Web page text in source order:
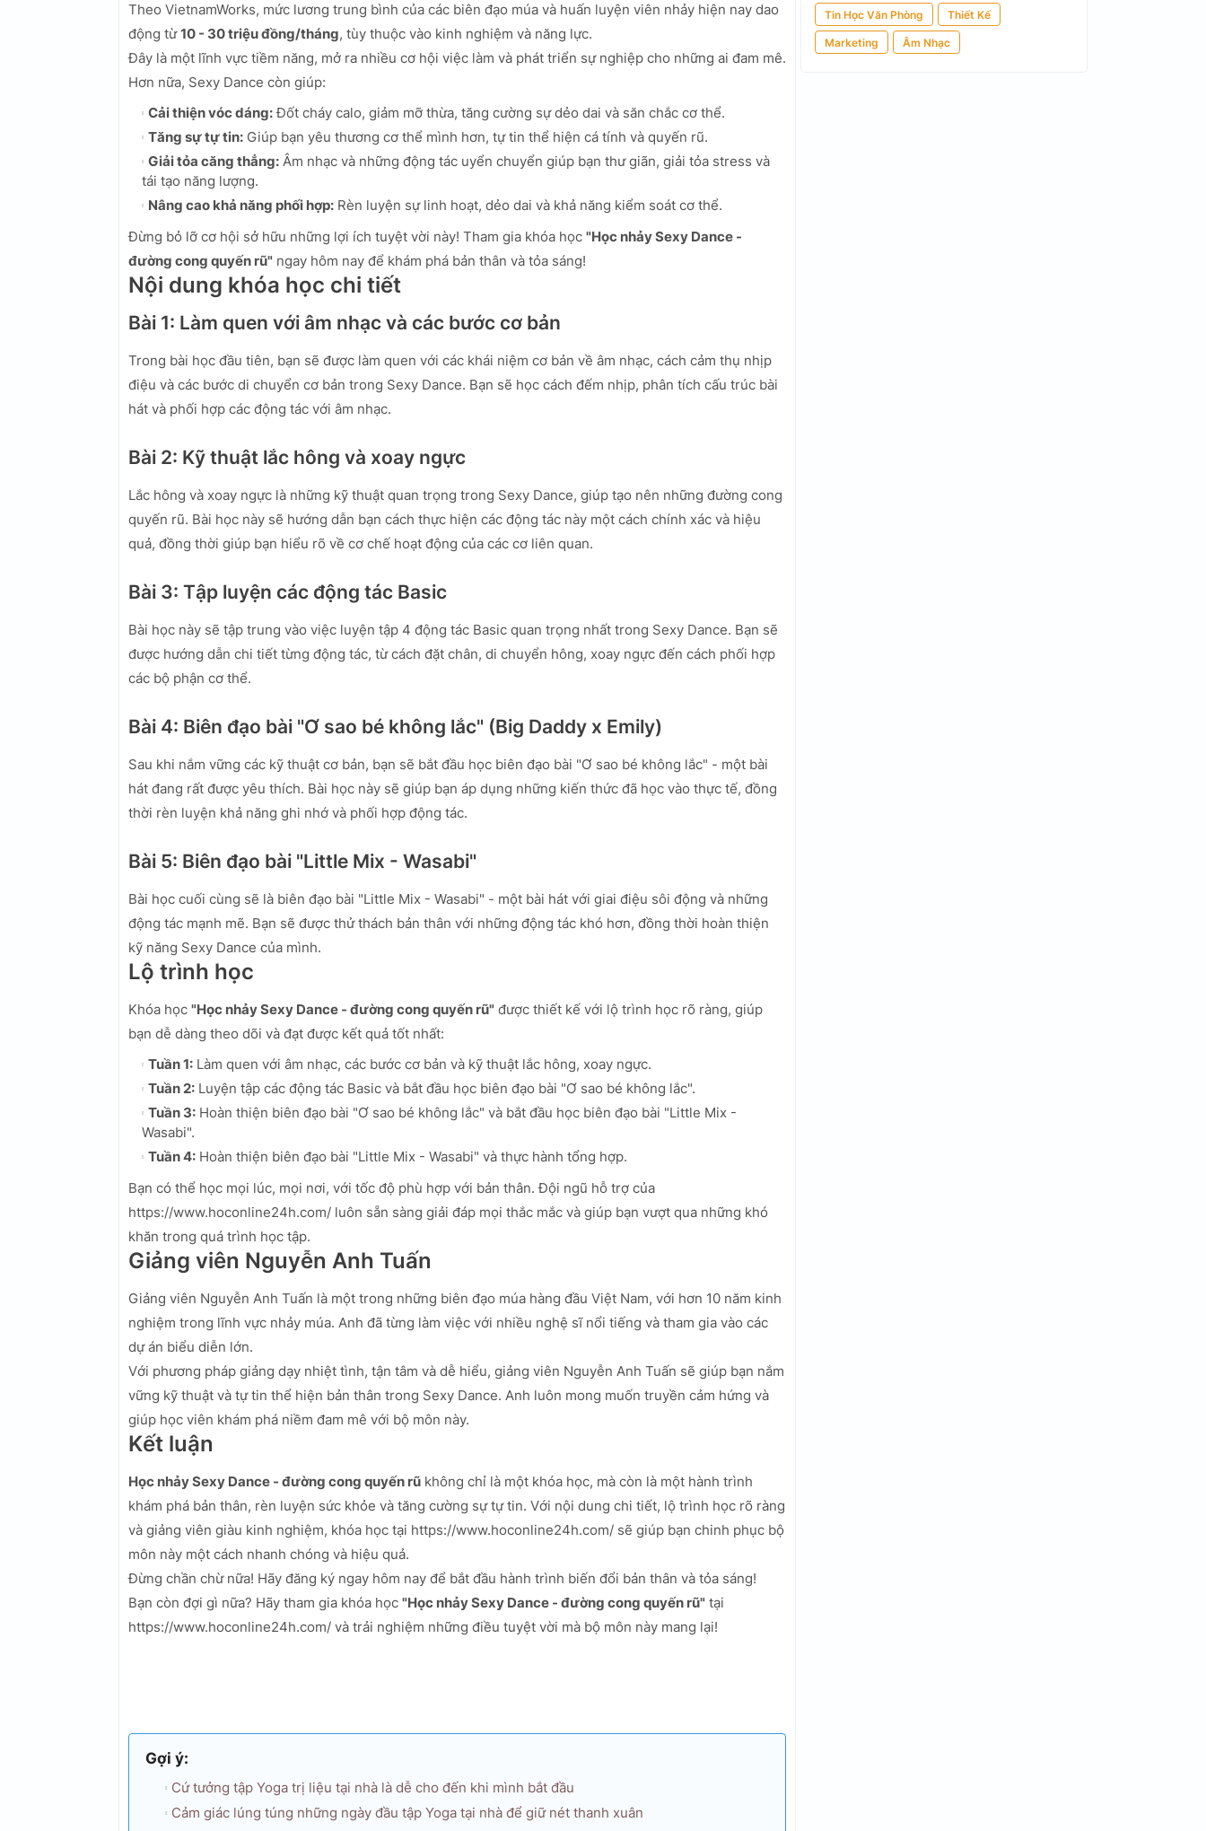
Theo VietnamWorks, mức lương trung bình của các biên đạo múa và huấn luyện viên nhảy hiện nay dao
động từ10 - 30 triệu đồng/tháng, tùy thuộc vào kinh nghiệm và năng lực.
Đây là một lĩnh vực tiềm năng, mở ra nhiều cơ hội việc làm và phát triển sự nghiệp cho những ai đam mê.
Hơn nữa, Sexy Dance còn giúp:
Cải thiện vóc dáng:Đốt cháy calo, giảm mỡ thừa, tăng cường sự dẻo dai và săn chắc cơ thể.
Tăng sự tự tin: Giúp bạn yêu thương cơ thể mình hơn, tự tin thể hiện cá tính và quyến rũ.
Giải tỏa căng thẳng: Âm nhạc và những động tác uyển chuyển giúp bạn thư giãn, giải tỏa stress và
tái tạo năng lượng.
Nâng cao khả năng phối hợp: Rèn luyện sự linh hoạt, dẻo dai và khả năng kiểm soát cơ thể.
Đừng bỏ lỡ cơ hội sở hữu những lợi ích tuyệt vời này! Tham gia khóa học "Học nhảy Sexy Dance -
đường cong quyến rũ" ngay hôm nay để khám phá bản thân và tỏa sáng!
Nội dung khóa học chi tiết
Bài 1: Làm quen với âm nhạc và các bước cơ bản
Trong bài học đầu tiên, bạn sẽ được làm quen với các khái niệm cơ bản về âm nhạc, cách cảm thụ nhịp
điệu và các bước di chuyển cơ bản trong Sexy Dance. Bạn sẽ học cách đếm nhịp, phân tích cấu trúc bài
hát và phối hợp các động tác với âm nhạc.
Bài 2: Kỹ thuật lắc hông và xoay ngực
Lắc hông và xoay ngực là những kỹ thuật quan trọng trong Sexy Dance, giúp tạo nên những đường cong
quyến rũ. Bài học này sẽ hướng dẫn bạn cách thực hiện các động tác này một cách chính xác và hiệu
quả, đồng thời giúp bạn hiểu rõ về cơ chế hoạt động của các cơ liên quan.
Bài 3: Tập luyện các động tác Basic
Bài học này sẽ tập trung vào việc luyện tập 4 động tác Basic quan trọng nhất trong Sexy Dance. Bạn sẽ
được hướng dẫn chi tiết từng động tác, từ cách đặt chân, di chuyển hông, xoay ngực đến cách phối hợp
các bộ phận cơ thể.
Bài 4: Biên đạo bài "Ơ sao bé không lắc" (Big Daddy x Emily)
Sau khi nắm vững các kỹ thuật cơ bản, bạn sẽ bắt đầu học biên đạo bài "Ơ sao bé không lắc" - một bài
hát đang rất được yêu thích. Bài học này sẽ giúp bạn áp dụng những kiến thức đã học vào thực tế, đồng
thời rèn luyện khả năng ghi nhớ và phối hợp động tác.
Bài 5: Biên đạo bài "Little Mix - Wasabi"
Bài học cuối cùng sẽ là biên đạo bài "Little Mix - Wasabi" - một bài hát với giai điệu sôi động và những
động tác mạnh mẽ. Bạn sẽ được thử thách bản thân với những động tác khó hơn, đồng thời hoàn thiện
kỹ năng Sexy Dance của mình.
Lộ trình học
Khóa học "Học nhảy Sexy Dance - đường cong quyến rũ" được thiết kế với lộ trình học rõ ràng, giúp
bạn dễ dàng theo dõi và đạt được kết quả tốt nhất:
Tuần 1: Làm quen với âm nhạc, các bước cơ bản và kỹ thuật lắc hông, xoay ngực.
Tuần 2: Luyện tập các động tác Basic và bắt đầu học biên đạo bài "Ơ sao bé không lắc".
Tuần 3: Hoàn thiện biên đạo bài "Ơ sao bé không lắc" và bắt đầu học biên đạo bài "Little Mix -
Wasabi".
Tuần 4: Hoàn thiện biên đạo bài "Little Mix - Wasabi" và thực hành tổng hợp.
Bạn có thể học mọi lúc, mọi nơi, với tốc độ phù hợp với bản thân. Đội ngũ hỗ trợ của
https://www.hoconline24h.com/ luôn sẵn sàng giải đáp mọi thắc mắc và giúp bạn vượt qua những khó
khăn trong quá trình học tập.
Giảng viên Nguyễn Anh Tuấn
Giảng viên Nguyễn Anh Tuấn là một trong những biên đạo múa hàng đầu Việt Nam, với hơn 10 năm kinh
nghiệm trong lĩnh vực nhảy múa. Anh đã từng làm việc với nhiều nghệ sĩ nổi tiếng và tham gia vào các
dự án biểu diễn lớn.
Với phương pháp giảng dạy nhiệt tình, tận tâm và dễ hiểu, giảng viên Nguyễn Anh Tuấn sẽ giúp bạn nắm
vững kỹ thuật và tự tin thể hiện bản thân trong Sexy Dance. Anh luôn mong muốn truyền cảm hứng và
giúp học viên khám phá niềm đam mê với bộ môn này.
Kết luận
Học nhảy Sexy Dance - đường cong quyến rũ không chỉ là một khóa học, mà còn là một hành trình
khám phá bản thân, rèn luyện sức khỏe và tăng cường sự tự tin. Với nội dung chi tiết, lộ trình học rõ ràng
và giảng viên giàu kinh nghiệm, khóa học tại https://www.hoconline24h.com/ sẽ giúp bạn chinh phục bộ
môn này một cách nhanh chóng và hiệu quả.
Đừng chần chừ nữa! Hãy đăng ký ngay hôm nay để bắt đầu hành trình biến đổi bản thân và tỏa sáng!
Bạn còn đợi gì nữa? Hãy tham gia khóa học "Học nhảy Sexy Dance - đường cong quyến rũ" tại
https://www.hoconline24h.com/ và trải nghiệm những điều tuyệt vời mà bộ môn này mang lại!
Gợi ý:
Cứ tưởng tập Yoga trị liệu tại nhà là dễ cho đến khi mình bắt đầu
Cảm giác lúng túng những ngày đầu tập Yoga tại nhà để giữ nét thanh xuân
Tin Học Văn Phòng Thiết Kế
Marketing Âm Nhạc